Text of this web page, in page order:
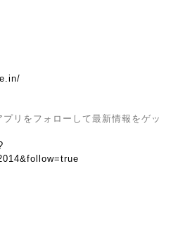
リをフォローして最新情報をゲッ